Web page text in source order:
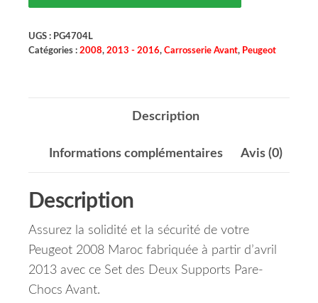
UGS : PG4704L
Catégories : 2008, 2013 - 2016, Carrosserie Avant, Peugeot
Description
Informations complémentaires Avis (0)
Description
Assurez la solidité et la sécurité de votre
Peugeot 2008 Maroc fabriquée à partir d’avril
2013 avec ce Set des Deux Supports Pare-
Chocs Avant.